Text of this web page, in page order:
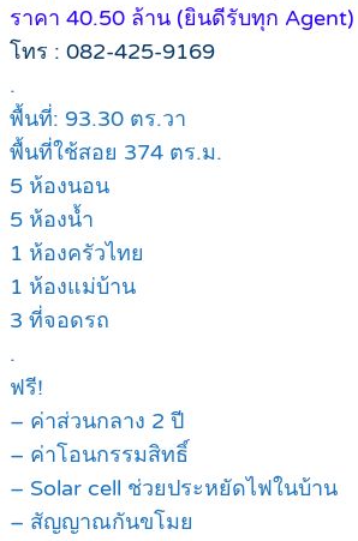
ราคา 40.50 ล้าน (ยินดีรับทุก Agent)
โทร : 082-425-9169
.
พื้นที่: 93.30 ตร.วา
พื้นที่ใช้สอย 374 ตร.ม.
5 ห้องนอน
5 ห้องน้ำ
1 ห้องครัวไทย
1 ห้องแม่บ้าน
3 ที่จอดรถ
.
ฟรี!
– ค่าส่วนกลาง 2 ปี
– ค่าโอนกรรมสิทธิ์
– Solar cell ช่วยประหยัดไฟในบ้าน
– สัญญาณกันขโมย